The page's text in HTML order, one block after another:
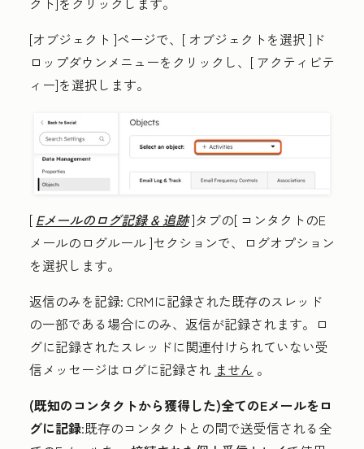
[オブジェクト ]ページで、[ オブジェクトを選択 ]ド
ロップダウンメニューをクリックし、[ アクティビテ
ィー]を選択します。
[ Eメールのログ記録 & 追跡]タブの[ コンタクトのE
メールのログルール ]セクションで、ログオプション
を選択します。
返信のみを記録: CRMに記録された既存のスレッド
の一部である場合にのみ、返信が記録されます。 ロ
グに記録されたスレッドに関連付けられていない受
信メッセージはログに記録され ません 。
(既知のコンタクトから獲得した)全てのEメールをロ
グに記録:既存のコンタクトとの間で送受信される全